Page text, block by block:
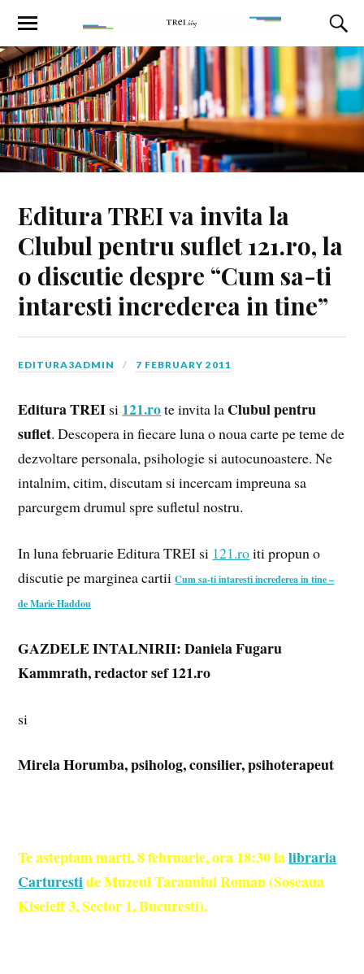
Editura TREI va invita la
Clubul pentru suflet 121.ro, la
o discutie despre “Cum sa-ti
intaresti increderea in tine”
EDITURA3ADMIN 7 FEBRUARY 2011
Editura TREI si 121.rote invita la Clubul pentru
suflet. Descopera in fiecare luna o noua carte pe teme de
dezvoltare personala, psihologie si autocunoastere. Ne
intalnim, citim, discutam si incercam impreuna sa
parcurgem drumul spre sufletul nostru.
In luna februarie Editura TREI si 121.roiti propun o
discutie pe marginea cartiiCum sa-ti intaresti increderea in tine –
de Marie Haddou
GAZDELE INTALNIRII: Daniela Fugaru
Kammrath, redactor sef 121.ro
si
Mirela Horumba, psiholog, consilier, psihoterapeut
Te asteptam marti, 8 februarie, ora 18:30 lalibraria
Carturestide Muzeul Taranului Roman (Soseaua
Kiseleff 3, Sector 1, Bucuresti).